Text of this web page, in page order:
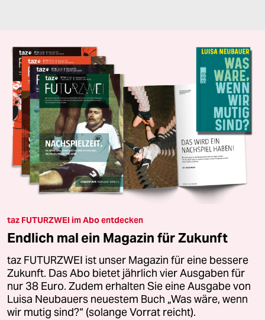
taz FUTURZWEI im Abo entdecken
Endlich mal ein Magazin für Zukunft
taz FUTURZWEI ist unser Magazin für eine bessere
Zukunft. Das Abo bietet jährlich vier Ausgaben für
nur 38 Euro. Zudem erhalten Sie eine Ausgabe von
Luisa Neubauers neuestem Buch „Was wäre, wenn
wir mutig sind?“ (solange Vorrat reicht).